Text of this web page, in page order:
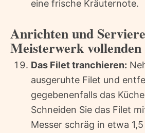
eine frische Kräuternote.
Anrichten und
Meisterwerk vollenden
Das Filet tranchieren:
ausgeruhte Filet und
gegebenenfalls das
Schneiden Sie das Filet
Messer schräg in etwa